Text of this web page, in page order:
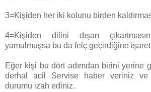
3=Kişiden her iki kolunu birden
4=Kişiden dilini dışarı
yamulmuşsa bu da felç geçirdiğine
Eğer kişi bu dört adımdan birini yerine
derhal acil Servise haber veriniz ve
durumu izah ediniz.